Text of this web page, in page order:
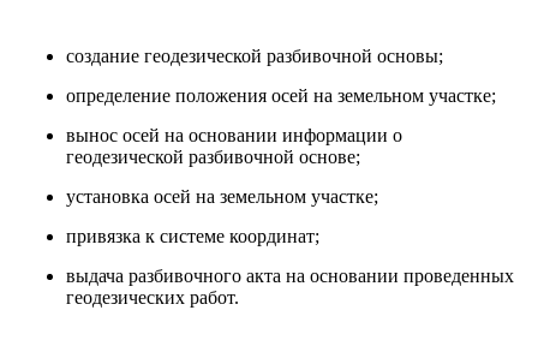
создание геодезической разбивочной основы;
определение положения осей на земельном участке;
вынос осей на основании информации о
геодезической разбивочной основе;
установка осей на земельном участке;
привязка к системе координат;
выдача разбивочного акта на основании проведенных
геодезических работ.